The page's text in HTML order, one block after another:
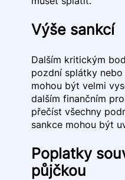
Výše sankcí
Dalším kritickým
pozdní splátky
mohou být velmi
dalším finančním
přečíst všechny
sankce mohou být
Poplatky
půjčkou